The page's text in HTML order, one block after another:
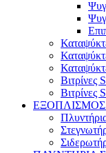
Βιτρίνες
Βιτρίνες
ΕΞΟΠΛΙΣΜΟΣ